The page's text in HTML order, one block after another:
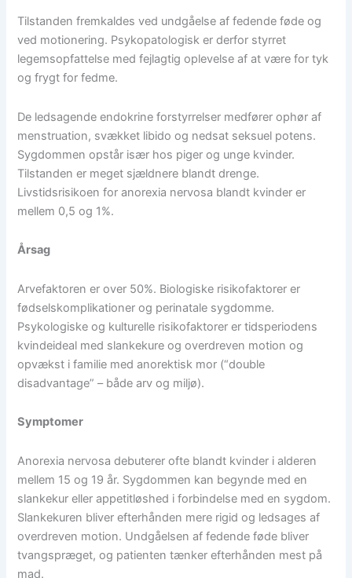
Tilstanden fremkaldes ved undgåelse af fedende føde og
ved motionering. Psykopatologisk er derfor styrret
legemsopfattelse med fejlagtig oplevelse af at være for tyk
og frygt for fedme.
De ledsagende endokrine forstyrrelser medfører ophør af
menstruation, svækket libido og nedsat seksuel potens.
Sygdommen opstår især hos piger og unge kvinder.
Tilstanden er meget sjældnere blandt drenge.
Livstidsrisikoen for anorexia nervosa blandt kvinder er
mellem 0,5 og 1%.
Årsag
Arvefaktoren er over 50%. Biologiske risikofaktorer er
fødselskomplikationer og perinatale sygdomme.
Psykologiske og kulturelle risikofaktorer er tidsperiodens
kvindeideal med slankekure og overdreven motion og
opvækst i familie med anorektisk mor (“double
disadvantage” – både arv og miljø).
Symptomer
Anorexia nervosa debuterer ofte blandt kvinder i alderen
mellem 15 og 19 år. Sygdommen kan begynde med en
slankekur eller appetitløshed i forbindelse med en sygdom.
Slankekuren bliver efterhånden mere rigid og ledsages af
overdreven motion. Undgåelsen af fedende føde bliver
tvangspræget, og patienten tænker efterhånden mest på
mad.